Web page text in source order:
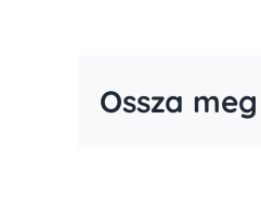
Ossza